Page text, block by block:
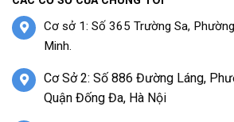
Cơ sở 1: Số 365 Trường Sa,
Minh.
Cơ Sở 2: Số 886 Đường Láng,
Quận Đống Đa, Hà Nội